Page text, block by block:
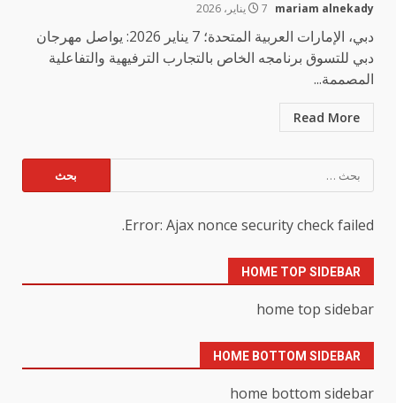
mariam alnekady 7 يناير، 2026
دبي، الإمارات العربية المتحدة؛ 7 يناير 2026: يواصل مهرجان
دبي للتسوق برنامجه الخاص بالتجارب الترفيهية والتفاعلية
المصممة...
Read More
عن:
Error: Ajax nonce security check failed.
HOME TOP SIDEBAR
home top sidebar
HOME BOTTOM SIDEBAR
home bottom sidebar